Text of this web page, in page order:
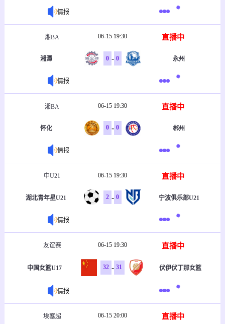
情报
湘BA 06-15 19:30 直播中
湘潭 0 - 0 永州
情报
湘BA 06-15 19:30 直播中
怀化 0 - 0 郴州
情报
中U21 06-15 19:30 直播中
湖北青年星U21 2 - 0 宁波俱乐部U21
情报
友谊赛 06-15 19:30 直播中
中国女篮U17 32 - 31 伏伊伏丁那女篮
情报
埃塞超 06-15 20:00 直播中